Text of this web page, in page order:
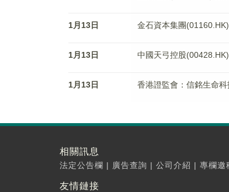
1月13日 金石資本集團
1月13日 中國天弓控股
1月13日 香港證監會：信銘生命
相關訊息
法定公告欄 | 廣告查詢 | 公司介紹 | 專欄邀
友情鏈接